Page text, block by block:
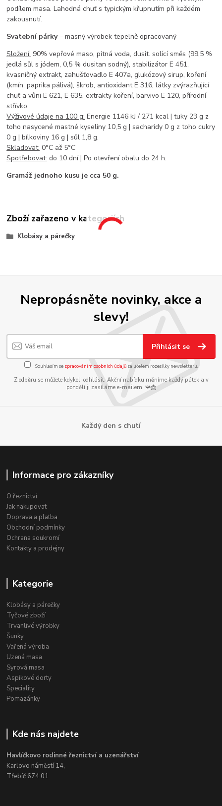
podílem masa. Lahodná chuť s typickým křupnutím při každém
zakousnutí.
Svatební párky– masný výrobek tepelně opracovaný
Složení: 90% vepřové maso, pitná voda, dusit. solící směs (99,5 %
jedlá sůl s jódem, 0,5 % dusitan sodný), stabilizátor E 451,
kvasničný extrakt, zahušťovadlo E 407a, glukózový sirup, koření
(kmín, paprika pálivá), škrob, antioxidant E 316, látky zvýrazňující
chuť a vůni E 621, E 635, extrakty koření, barvivo E 120, přírodní
střívko.
Výživové údaje na 100 g: Energie 1146 kJ / 271 kcal | tuky 23 g z
toho nasycené mastné kyseliny 10,5 g | sacharidy 0 g z toho cukry
0 g | bílkoviny 16 g | sůl 1,8 g.
Skladovat: 0°C až 5°C
Spotřebovat: do 10 dní | Po otevření obalu do 24 h.
Gramáž jednoho kusu je cca 50 g.
Zboží zařazeno v kategoriích
Klobásy a párečky
Nepropásněte novinky, akce a
slevy!
Přihlásit se
Souhlasím se zpracováním osobních údajůza účelem rozesílky newsletteru.
Z odběru se můžete kdykoli odhlásit. Akční nabídku měníme každý pátek a v
pondělí ji zasíláme e-mailem. 📯📩
Každý den s chutí
Informace pro zákazníky
O řeznictví
Jak nakupovat
Doprava a platba
Obchodní podmínky
Ochrana soukromí
Kontakty a prodejny
Kategorie
Klobásy a párečky
Tyčové zboží
Trvanlivé výrobky
Šunky
Vařená výroba
Uzená masa
Syrová masa
Aspikové dorty
Speciality
Pomazánky
Kde nás najdete
Havlíčkovo rodinné řeznictví a uzenářství
Karlovo náměstí 14,
Třebíč 674 01